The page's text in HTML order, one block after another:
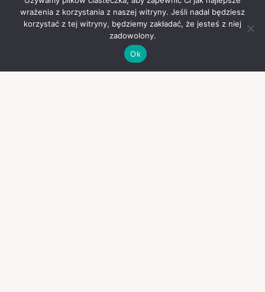
wrażenia z korzystania z naszej witryny. Jeśli nadal będziesz
korzystać z tej witryny, będziemy zakładać, że jesteś z niej
zadowolony.
Ok